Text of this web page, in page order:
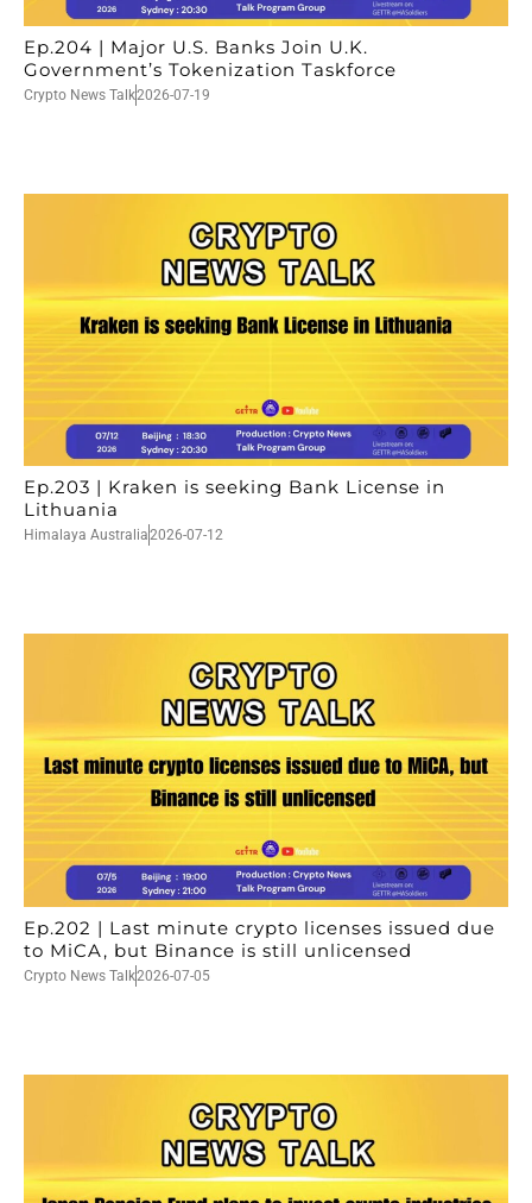
Ep.204 | Major U.S. Banks Join U.K.
Government’s Tokenization Taskforce
Crypto News Talk2026-07-19
Ep.203 | Kraken is seeking Bank License in
Lithuania
Himalaya Australia2026-07-12
Ep.202 | Last minute crypto licenses issued due
to MiCA, but Binance is still unlicensed
Crypto News Talk2026-07-05